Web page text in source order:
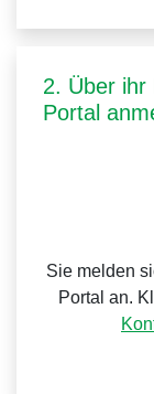
2. Über ihr
Portal
Sie melden
Portal an.